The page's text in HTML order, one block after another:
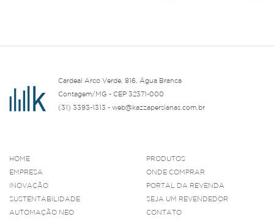
Cardeal Arco Verde, 816, Água Branca
Contagem/MG - CEP 32371-000
(31) 3393-1313 - web@kazzapersianas.com.br
HOME
EMPRESA
INOVAÇÃO
SUSTENTABILIDADE
AUTOMAÇÃO NEO
PRODUTOS
ONDE COMPRAR
PORTAL DA REVENDA
SEJA UM REVENDEDOR
CONTATO